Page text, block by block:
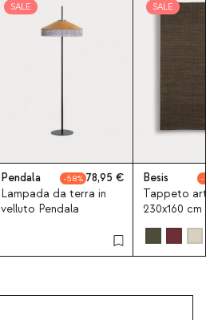
SALE
Pendala 58
78,95
Lampada da terra in
velluto Pendala
SALE
Besis
Tappeto
230x160 cm
Besis